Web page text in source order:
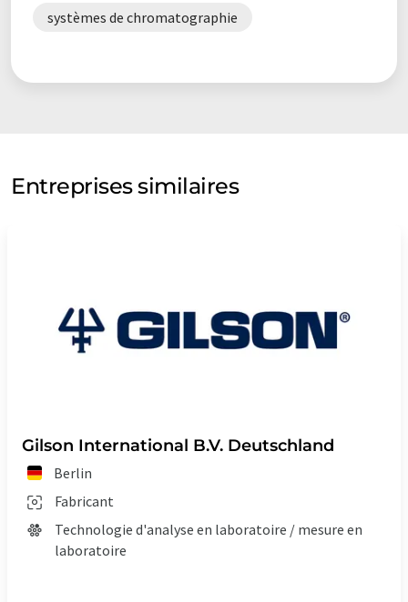
systèmes de chromatographie
Entreprises similaires
Gilson International B.V. Deutschland
Berlin
Fabricant
Technologie d'analyse en laboratoire / mesure en
laboratoire